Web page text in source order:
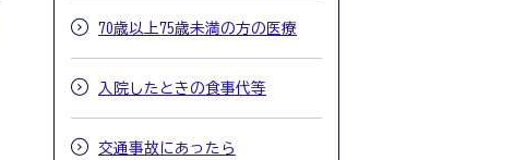
70歳以上75歳未満の方の医療
入院したときの食事代等
交通事故にあったら